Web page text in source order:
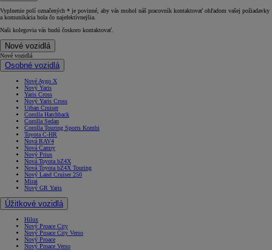
Vyplnenie polí označených * je povinné, aby vás mohol náš pracovník kontaktovať ohľadom vašej požiadavky
a komunikácia bola čo najefektívnejšia.
Naši kolegovia vás budú čoskoro kontaktovať.
Nové vozidlá
Nové vozidlá
Osobné vozidlá
Nové Aygo X
Nový Yaris
Yaris Cross
Nový Yaris Cross
Urban Cruiser
Corolla Hatchback
Corolla Sedan
Corolla Touring Sports Kombi
Toyota C-HR
Nová RAV4
Nová Camry
Nový Prius
Nová Toyota bZ4X
Nová Toyota bZ4X Touring
Nový Land Cruiser 250
Mirai
Nový GR Yaris
Úžitkové vozidlá
Hilux
Nový Proace City
Nový Proace City Verso
Nový Proace
Nový Proace Verso